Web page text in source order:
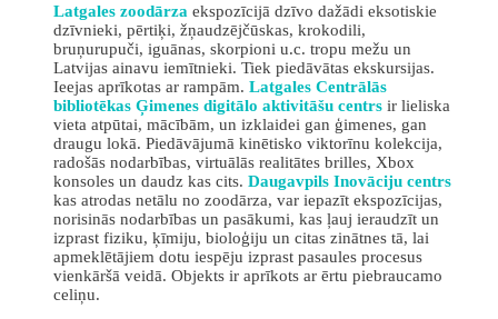
Latgales zoodārza ekspozīcijā dzīvo dažādi eksotiskie
dzīvnieki, pērtiķi, žņaudzējčūskas, krokodili,
bruņurupuči, iguānas, skorpioni u.c. tropu mežu un
Latvijas ainavu iemītnieki. Tiek piedāvātas ekskursijas.
Ieejas aprīkotas ar rampām. Latgales Centrālās
bibliotēkas Ģimenes digitālo aktivitāšu centrs ir lieliska
vieta atpūtai, mācībām, un izklaidei gan ģimenes, gan
draugu lokā. Piedāvājumā kinētisko viktorīnu kolekcija,
radošās nodarbības, virtuālās realitātes brilles, Xbox
konsoles un daudz kas cits. Daugavpils Inovāciju centrs
kas atrodas netālu no zoodārza, var iepazīt ekspozīcijas,
norisinās nodarbības un pasākumi, kas ļauj ieraudzīt un
izprast fiziku, ķīmiju, bioloģiju un citas zinātnes tā, lai
apmeklētājiem dotu iespēju izprast pasaules procesus
vienkāršā veidā. Objekts ir aprīkots ar ērtu piebraucamo
celiņu.